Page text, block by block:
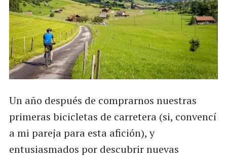
Un año después de comprarnos nuestras
primeras bicicletas de carretera (si, convencí
a mi pareja para esta afición), y
entusiasmados por descubrir nuevas